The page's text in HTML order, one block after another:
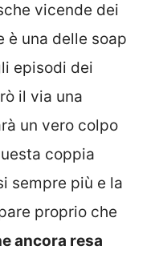
vicende dei
è una delle soap
episodi dei
il via una
un vero colpo
coppia
sempre più e la
proprio che
ancora resa